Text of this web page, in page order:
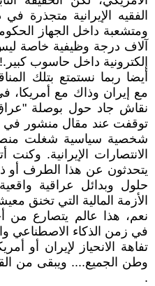
الفقيه الإيرانية متجذرة
ومتشعبة داخل الجهاز
آلاف درجة وظيفية خاصة
إلكترونية داخل حاسوب
أيضا ربما نستمتع بتلك
مع إيران وذاك مع
نقاش جاد حول بوصلة
توقفت عند مقال منشور في
شخصية سياسية شغلت
الانتصارات الإيرانية.
يتحدثون عن هذا الطرف أو
حلول وبدائل عراقية
الأزمة المالية التي تخنق
نعم، هذا عالم يتصارع من
في زمن الذكاء الاصطناعي
تفاهة الانحياز لإيران أو
وطن الجميع.... ويبقى من
.